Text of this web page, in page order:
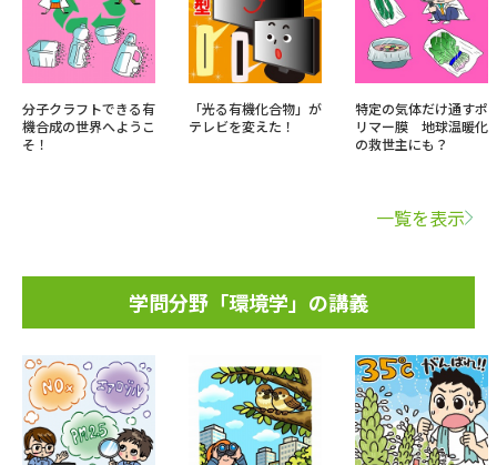
分子クラフトできる有
機合成の世界へようこ
そ！
「光る有機化合物」が
テレビを変えた！
特定の気体だけ通すポ
リマー膜 地球温暖化
の救世主にも？
一覧を表示
学問分野「環境学」の講義